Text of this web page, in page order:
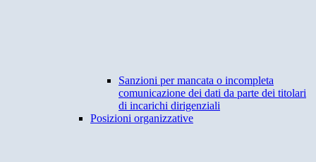
Sanzioni per mancata o incompleta
comunicazione dei dati da parte dei titolari
di incarichi dirigenziali
Posizioni organizzative